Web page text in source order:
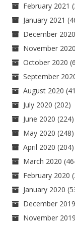
February 2021
January 2021
December 2020
November 2020
October 2020
September
August 2020
July 2020 (202)
June 2020 (224)
May 2020 (248)
April 2020 (204)
March 2020
February 2020
January 2020
December 2019
November 2019